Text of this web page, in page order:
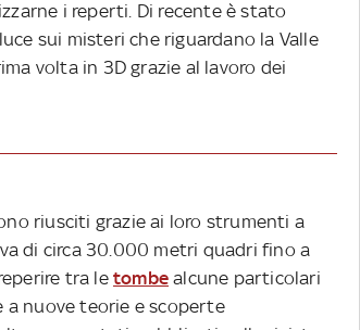
i reperti. Di recente è stato
sui misteri che riguardano la Valle
volta in 3D grazie al lavoro dei
riusciti grazie ai loro strumenti a
di circa 30.000 metri quadri fino a
tra letombe alcune particolari
nuove teorie e scoperte